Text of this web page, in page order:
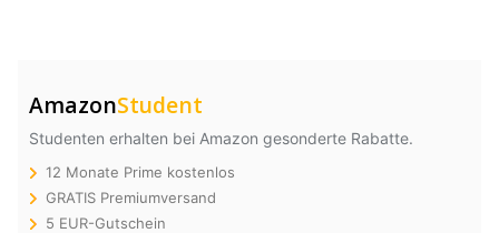
AmazonStudent
Studenten erhalten bei Amazon gesonderte Rabatte.
12 Monate Prime kostenlos
GRATIS Premiumversand
5 EUR-Gutschein